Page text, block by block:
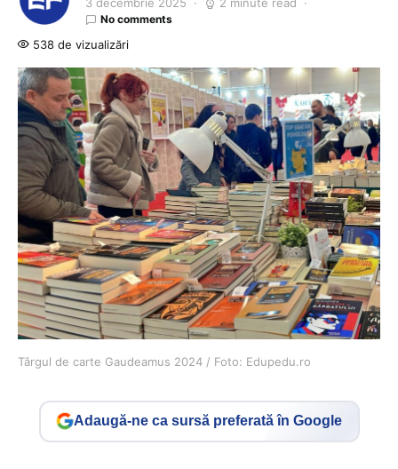
No comments
538 de vizualizări
Târgul de carte Gaudeamus 2024 / Foto: Edupedu.ro
Adaugă-ne ca sursă preferată în Google